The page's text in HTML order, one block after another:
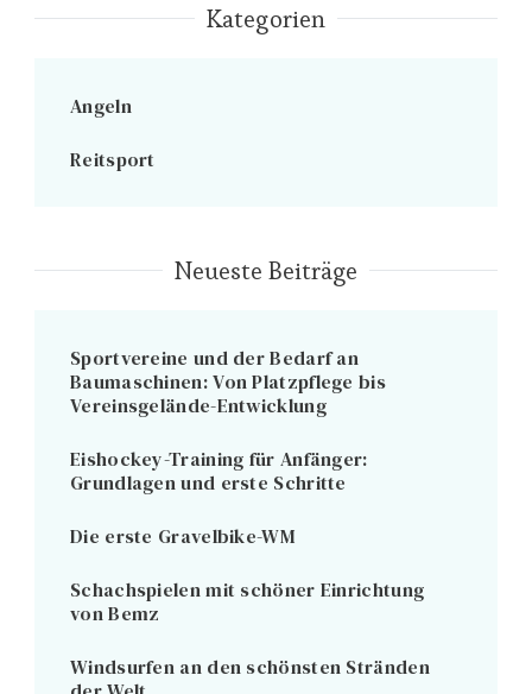
Kategorien
Angeln
Reitsport
Neueste Beiträge
Sportvereine und der Bedarf an
Baumaschinen: Von Platzpflege bis
Vereinsgelände-Entwicklung
Eishockey-Training für Anfänger:
Grundlagen und erste Schritte
Die erste Gravelbike-WM
Schachspielen mit schöner Einrichtung
von Bemz
Windsurfen an den schönsten Stränden